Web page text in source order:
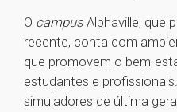
O campus Alphaville, que
recente, conta com
que promovem o bem-
estudantes e
simuladores de última